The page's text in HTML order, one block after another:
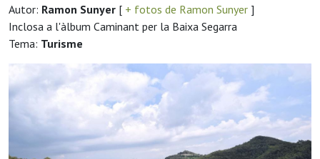
Autor: Ramon Sunyer [ + fotos de Ramon Sunyer ]
Inclosa a l'àlbum Caminant per la Baixa Segarra
Tema: Turisme